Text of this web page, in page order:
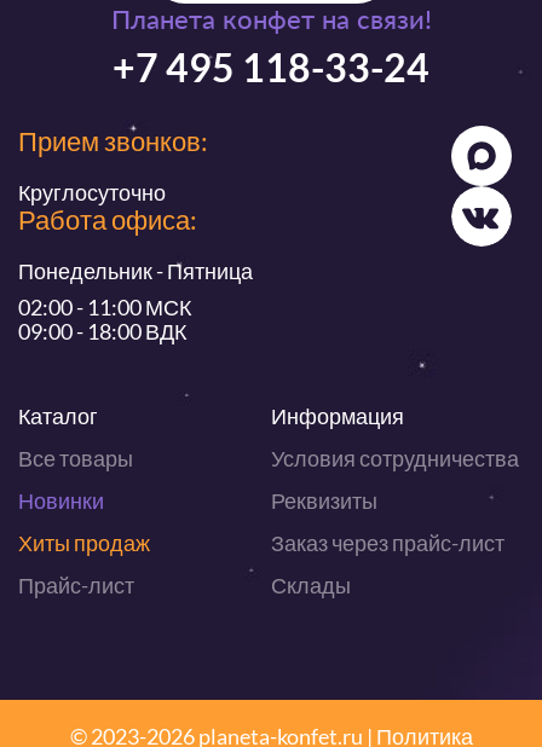
Планета конфет на связи!
+7 495 118-33-24
Прием звонков:
Круглосуточно
Работа офиса:
Понедельник - Пятница
02:00 - 11:00 МСК
09:00 - 18:00 ВДК
Каталог
Все товары
Новинки
Хиты продаж
Прайс-лист
Информация
Условия сотрудничества
Реквизиты
Заказ через прайс-лист
Склады
© 2023-2026 planeta-konfet.ru | Политика